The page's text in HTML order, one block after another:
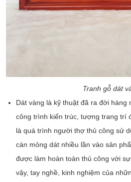
Tranh gỗ dát
Dát vàng là kỹ thuật đã ra đời hàng
công trình kiến trúc, tượng trang trí
là quá trình người thợ thủ công sử
cán mỏng dát nhiều lần vào sản
được làm hoàn toàn thủ công với
vậy, tay nghề, kinh nghiệm của